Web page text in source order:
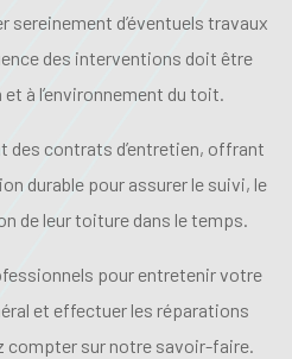
sereinement d’éventuels travaux
des interventions doit être
à l’environnement du toit.
des contrats d’entretien, offrant
durable pour assurer le suivi, le
de leur toiture dans le temps.
pour entretenir votre
et effectuer les réparations
compter sur notre savoir-faire.